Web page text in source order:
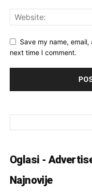
Save my name,
next time I comment.
Oglasi -
Najnovije